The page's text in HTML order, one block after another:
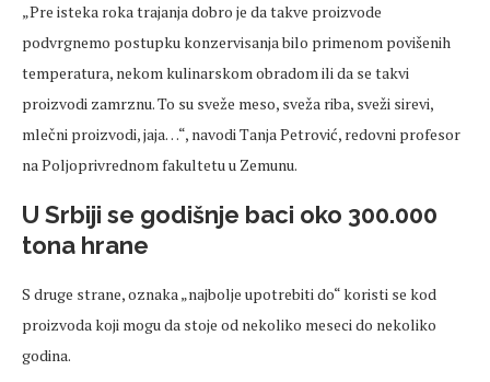
„Pre isteka roka trajanja dobro je da takve proizvode
podvrgnemo postupku konzervisanja bilo primenom povišenih
temperatura, nekom kulinarskom obradom ili da se takvi
proizvodi zamrznu. To su sveže meso, sveža riba, sveži sirevi,
mlečni proizvodi, jaja…“, navodi Tanja Petrović, redovni profesor
na Poljoprivrednom fakultetu u Zemunu.
U Srbiji se godišnje baci oko 300.000
tona hrane
S druge strane, oznaka „najbolje upotrebiti do“ koristi se kod
proizvoda koji mogu da stoje od nekoliko meseci do nekoliko
godina.